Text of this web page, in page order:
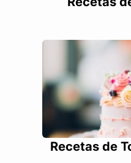
Recetas de